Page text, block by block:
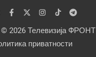
© 2026 Телевизија ФРОНТ
приватности